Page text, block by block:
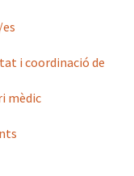
i coordinació de
mèdic